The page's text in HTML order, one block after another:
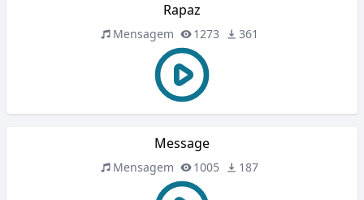
Rapaz
Mensagem 1273 361
Message
Mensagem 1005 187